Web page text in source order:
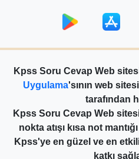
Kpss Soru Cevap Web
Uygulama'sının web
tarafından
Kpss Soru Cevap Web
nokta atışı kısa not
Kpss'ye en güzel ve en
katkı